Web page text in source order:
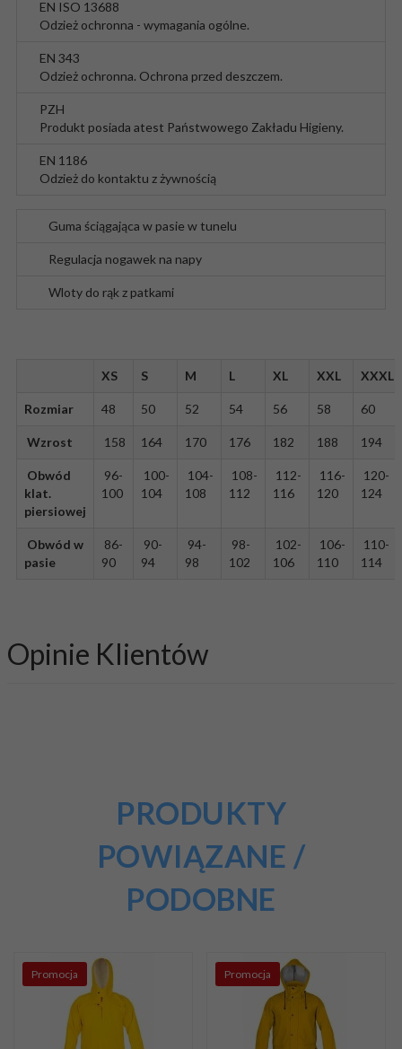
EN ISO 13688
Odzież ochronna - wymagania ogólne.
EN 343
Odzież ochronna. Ochrona przed deszczem.
PZH
Produkt posiada atest Państwowego Zakładu Higieny.
EN 1186
Odzież do kontaktu z żywnością
Guma ściągająca w pasie w tunelu
Regulacja nogawek na napy
Wloty do rąk z patkami
XS S M L XL XXL XXXL
Rozmiar 48 50 52 54 56 58 60
Wzrost 158 164 170 176 182 188 194
Obwód
klat.
piersiowej
96-
100
100-
104
104-
108
108-
112
112-
116
116-
120
120-
124
Obwód w
pasie
86-
90
90-
94
94-
98
98-
102
102-
106
106-
110
110-
114
Opinie Klientów
PRODUKTY
POWIĄZANE /
PODOBNE
Promocja Promocja